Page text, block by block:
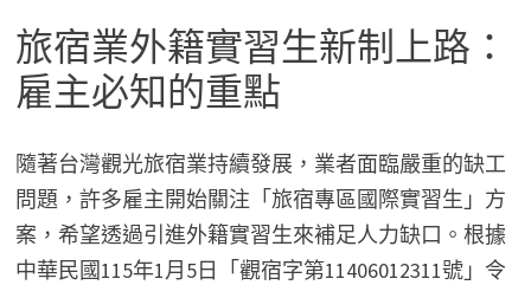
旅宿業外籍實習生新制上路：
雇主必知的重點
隨著台灣觀光旅宿業持續發展，業者面臨嚴重的缺工
問題，許多雇主開始關注「旅宿專區國際實習生」方
案，希望透過引進外籍實習生來補足人力缺口。根據
中華民國115年1月5日「觀宿字第11406012311號」令